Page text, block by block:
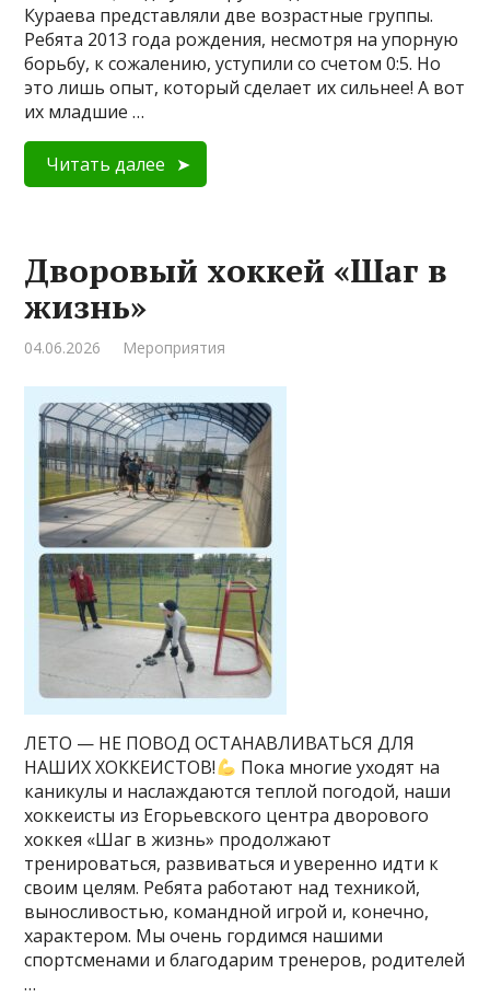
Кураева представляли две возрастные группы.
Ребята 2013 года рождения, несмотря на упорную
борьбу, к сожалению, уступили со счетом 0:5. Но
это лишь опыт, который сделает их сильнее! А вот
их младшие …
Читать далее
Дворовый хоккей «Шаг в
жизнь»
04.06.2026 Мероприятия
ЛЕТО — НЕ ПОВОД ОСТАНАВЛИВАТЬСЯ ДЛЯ
НАШИХ ХОККЕИСТОВ!
Пока многие уходят на
каникулы и наслаждаются теплой погодой, наши
хоккеисты из Егорьевского центра дворового
хоккея «Шаг в жизнь» продолжают
тренироваться, развиваться и уверенно идти к
своим целям. Ребята работают над техникой,
выносливостью, командной игрой и, конечно,
характером. Мы очень гордимся нашими
спортсменами и благодарим тренеров, родителей
…